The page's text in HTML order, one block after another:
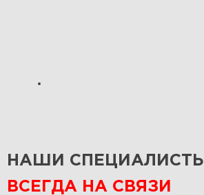
НАШИ СПЕЦИАЛИСТЫ
ВСЕГДА НА СВЯЗИ